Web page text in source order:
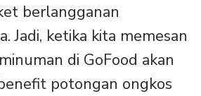
berlangganan
Jadi, ketika kita memesan
di GoFood akan
potongan ongkos